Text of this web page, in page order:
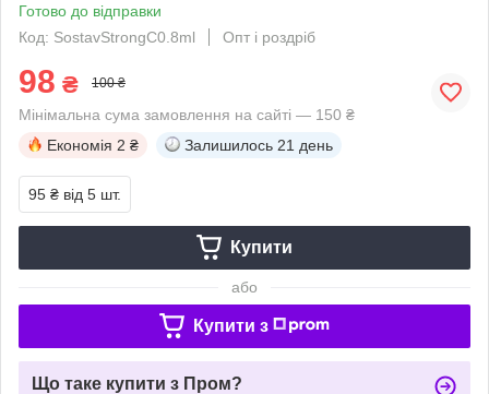
Готово до відправки
Код: SostavStrongC0.8ml
Опт і роздріб
98 ₴ 100 ₴
Мінімальна сума замовлення на сайті — 150 ₴
Економія 2 ₴ Залишилось 21 день
95 ₴ від 5 шт.
Купити
або
Купити з
Що таке купити з Пром?